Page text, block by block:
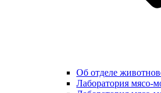
Об отделе
Лаборатория мясо-